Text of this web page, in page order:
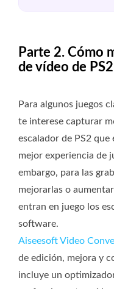
Parte 2. Cómo
de vídeo de
Para algunos juegos
te interese capturar
escalador de PS2
mejor experiencia de
embargo, para las
mejorarlas o
entran en juego los
software.
Aiseesoft Video
de edición, mejora y
incluye un